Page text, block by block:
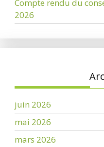
Compte rendu du
2026
juin 2026
mai 2026
mars 2026